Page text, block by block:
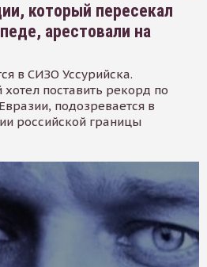
который пересекал
арестовали на
в СИЗО Уссурийска.
поставить рекорд по
подозревается в
российской границы